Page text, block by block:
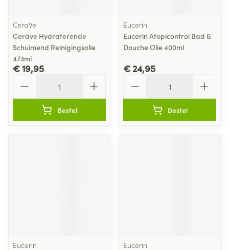
CeraVe
Cerave Hydraterende
Schuimend Reinigingsolie
473ml
€ 19,95
Bestel
Eucerin
Eucerin Atopicontrol Bad &
Douche Olie 400ml
€ 24,95
Bestel
Eucerin
Eucerin